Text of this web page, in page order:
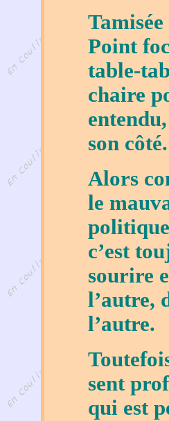
Point
table-
chaire
son côté.
Alors
le
c’est
sourire
l’autre,
l’autre.
sent
qui est